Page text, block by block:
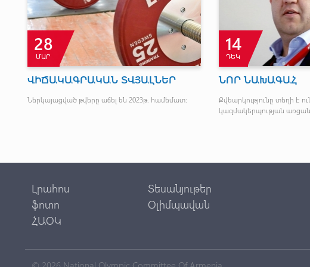
28
ՄԱՐ
ՎԻՃԱԿԱԳՐԱԿԱՆ ՏՎՅԱԼՆԵՐ
Ներկայացված թվերը աճել են 2023թ. համեմատ:
14
ԴԵԿ
ՆՈՐ ՆԱԽԱԳԱՀ
Քվեարկությունը տեղի է
կազմակերպության
Լրահոս
Տեսանյութեր
ֆոտո
Օլիմպավան
ՀԱՕԿ